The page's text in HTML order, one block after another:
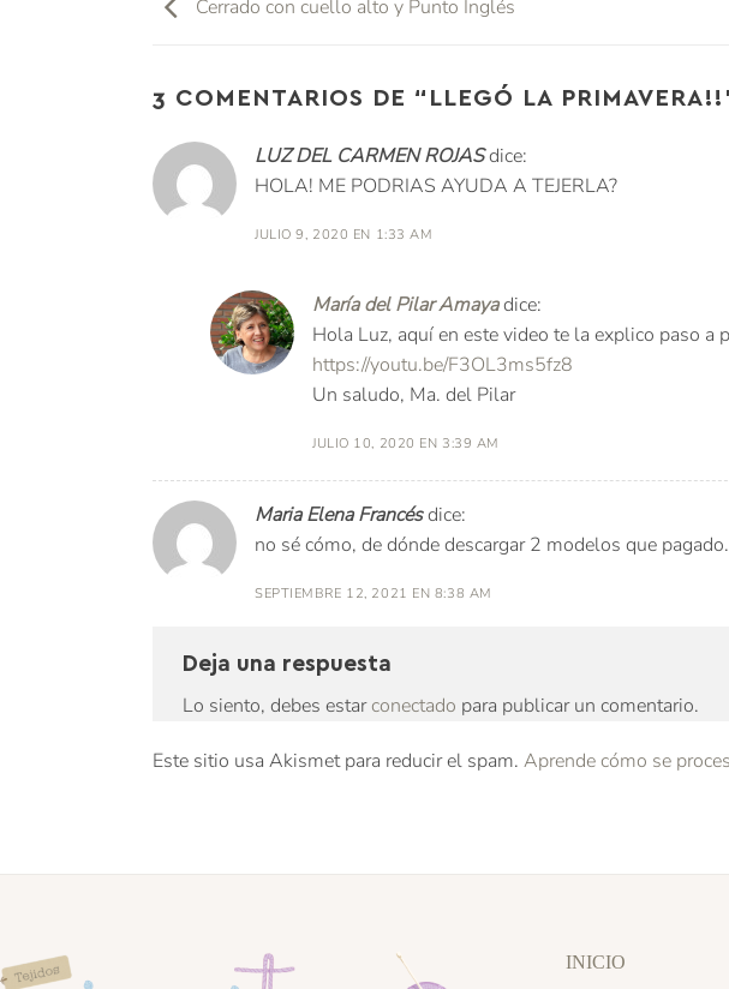
Cerrado con cuello alto y Punto Inglés
3 COMENTARIOS DE “ LLEGÓ LA PRIMAVERA!!
LUZ DEL CARMEN ROJASdice:
HOLA! ME PODRIAS AYUDA A TEJERLA?
JULIO 9, 2020 EN 1:33 AM
María del Pilar Amayadice:
Hola Luz, aquí en este video te la explico paso a
https://youtu.be/F3OL3ms5fz8
Un saludo, Ma. del Pilar
JULIO 10, 2020 EN 3:39 AM
Maria Elena Francésdice:
no sé cómo, de dónde descargar 2 modelos que
SEPTIEMBRE 12, 2021 EN 8:38 AM
Deja una respuesta
Lo siento, debes estarconectado para publicar un comentario.
Este sitio usa Akismet para reducir el spam. Aprende cómo se
INICIO